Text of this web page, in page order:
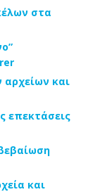
στα
και
επεκτάσεις
και